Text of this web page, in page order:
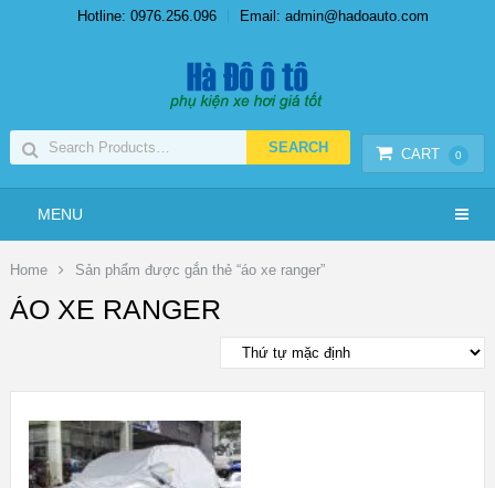
Hotline: 0976.256.096 Email: admin@hadoauto.com
CART 0
MENU
Home Sản phẩm được gắn thẻ “áo xe ranger”
ÁO XE RANGER